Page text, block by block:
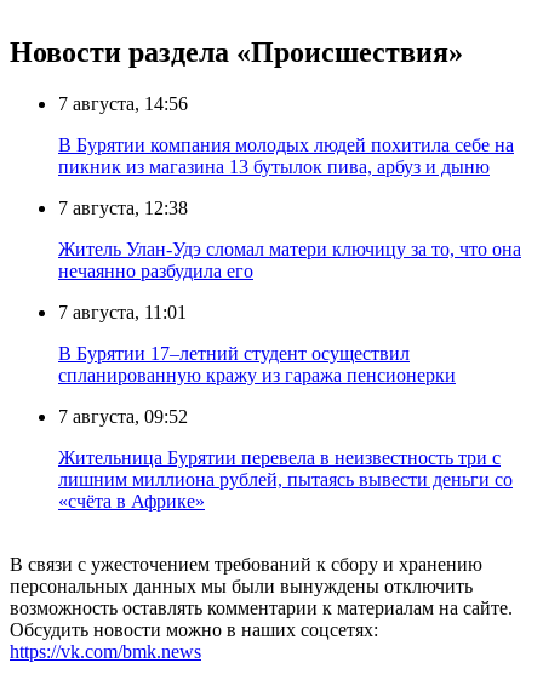
Новости раздела «Происшествия»
7 августа, 14:56
В Бурятии компания молодых людей похитила себе на
пикник из магазина 13 бутылок пива, арбуз и дыню
7 августа, 12:38
Житель Улан-Удэ сломал матери ключицу за то, что она
нечаянно разбудила его
7 августа, 11:01
В Бурятии 17–летний студент осуществил
спланированную кражу из гаража пенсионерки
7 августа, 09:52
Жительница Бурятии перевела в неизвестность три с
лишним миллиона рублей, пытаясь вывести деньги со
«счёта в Африке»
В связи с ужесточением требований к сбору и хранению
персональных данных мы были вынуждены отключить
возможность оставлять комментарии к материалам на сайте.
Обсудить новости можно в наших соцсетях:
https://vk.com/bmk.news